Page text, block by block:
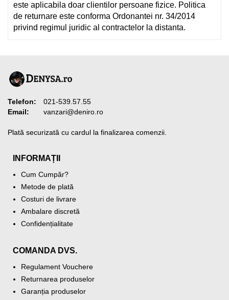
este aplicabila doar clientilor persoane fizice. Politica
de returnare este conforma Ordonantei nr. 34/2014
privind regimul juridic al contractelor la distanta.
Telefon:
021-539.57.55
Email:
vanzari@deniro.ro
Plată securizată cu cardul la finalizarea comenzii.
INFORMAȚII
Cum Cumpăr?
Metode de plată
Costuri de livrare
Ambalare discretă
Confidențialitate
COMANDA DVS.
Regulament Vouchere
Returnarea produselor
Garanția produselor